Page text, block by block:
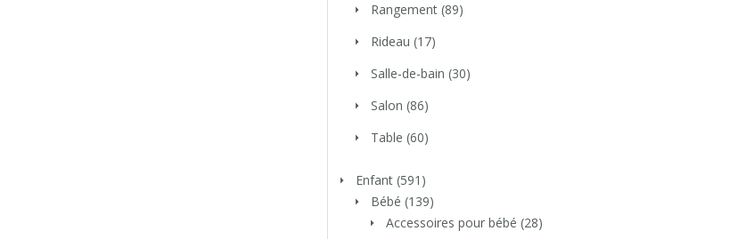
Rangement (89)
Rideau (17)
Salle-de-bain (30)
Salon (86)
Table (60)
Enfant (591)
Bébé (139)
Accessoires pour bébé (28)